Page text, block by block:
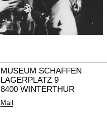
MUSEUM SCHAFFEN
LAGERPLATZ 9
8400 WINTERTHUR
Mail